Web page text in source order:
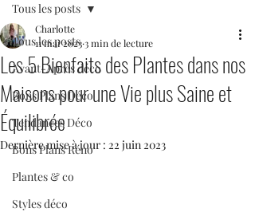
Tous les posts
Avant-Après déco
Bons Plans Déco
Tendances Déco
Bons Plans Réno
Plantes & co
Styles déco
Tous les posts
Les 5 Bienfaits des Plantes dans nos
Maisons pour une Vie plus Saine et
Équilibrée
Charlotte
11 mai 20233 min de lecture
Dernière mise à jour : 22 juin 2023